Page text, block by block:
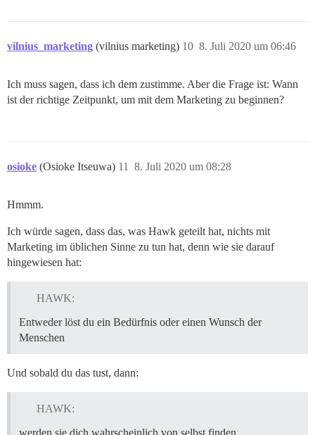
vilnius_marketing (vilnius marketing) 8. Juli 2020 um 06:46
10
Ich muss sagen, dass ich dem zustimme. Aber die Frage ist: Wann
ist der richtige Zeitpunkt, um mit dem Marketing zu beginnen?
osioke (Osioke Itseuwa) 8. Juli 2020 um 08:28
11
Hmmm.
Ich würde sagen, dass das, was Hawk geteilt hat, nichts mit
Marketing im üblichen Sinne zu tun hat, denn wie sie darauf
hingewiesen hat:
HAWK:
Entweder löst du ein Bedürfnis oder einen Wunsch der
Menschen
Und sobald du das tust, dann:
HAWK:
werden sie dich wahrscheinlich von selbst finden